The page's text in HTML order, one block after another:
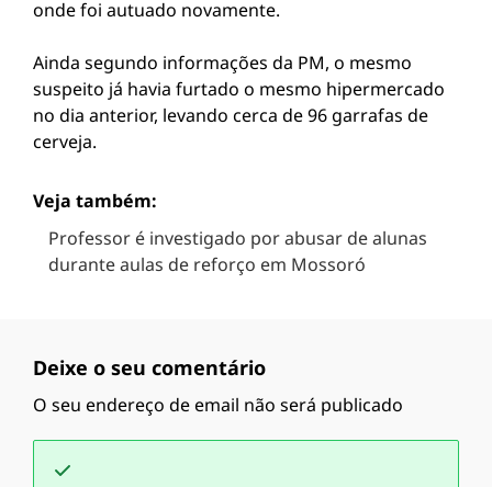
onde foi autuado novamente.
Ainda segundo informações da PM, o mesmo
suspeito já havia furtado o mesmo hipermercado
no dia anterior, levando cerca de 96 garrafas de
cerveja.
Veja também:
Professor é investigado por abusar de alunas
durante aulas de reforço em Mossoró
Deixe o seu comentário
O seu endereço de email não será publicado